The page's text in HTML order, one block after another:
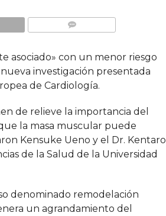
asociado» con un menor riesgo
investigación presentada
de Cardiología.
de relieve la importancia del
la masa muscular puede
Kensuke Ueno y el Dr. Kentaro
de la Salud de la Universidad
denominado remodelación
un agrandamiento del